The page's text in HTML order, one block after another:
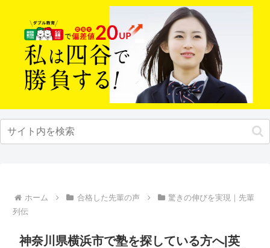
ホーム 合格した先輩の声
驚きの伸びを実現｜先輩
列伝
神奈川県横浜市で塾を探している方へ|英